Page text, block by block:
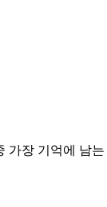
가장 기억에 남